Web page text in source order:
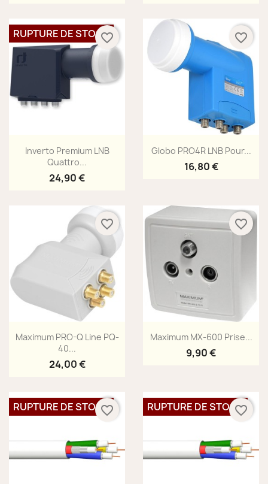
Aperçu rapide
Inverto Premium LNB
Quattro...
24,90 €
RUPTURE DE STOCK
favorite_border
Aperçu rapide
Globo PRO4R LNB Pour...
16,80 €
favorite_border
Aperçu rapide
Maximum PRO-Q Line PQ-
40...
24,00 €
favorite_border
Aperçu rapide
Maximum MX-600 Prise...
9,90 €
favorite_border
RUPTURE DE STOCK
favorite_border RUPTURE DE STOCK
favorite_border